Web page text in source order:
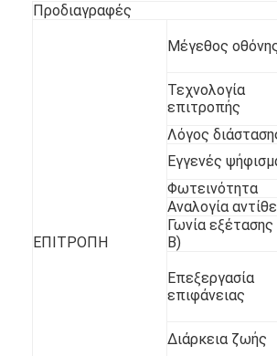
Αδιάβροχο ψηφιακό σύστημα
Τεντωμένη επιτροπή LCD
Προδιαγραφές
ΕΠΙΤΡΟΠΗ
Μέγεθος
Τεχνολογία
επιτροπής
Λόγος
Εγγενές
Φωτεινότητα
Αναλογία
Γωνία
Β)
Επεξεργασία
επιφάνειας
Διάρκεια ζωής